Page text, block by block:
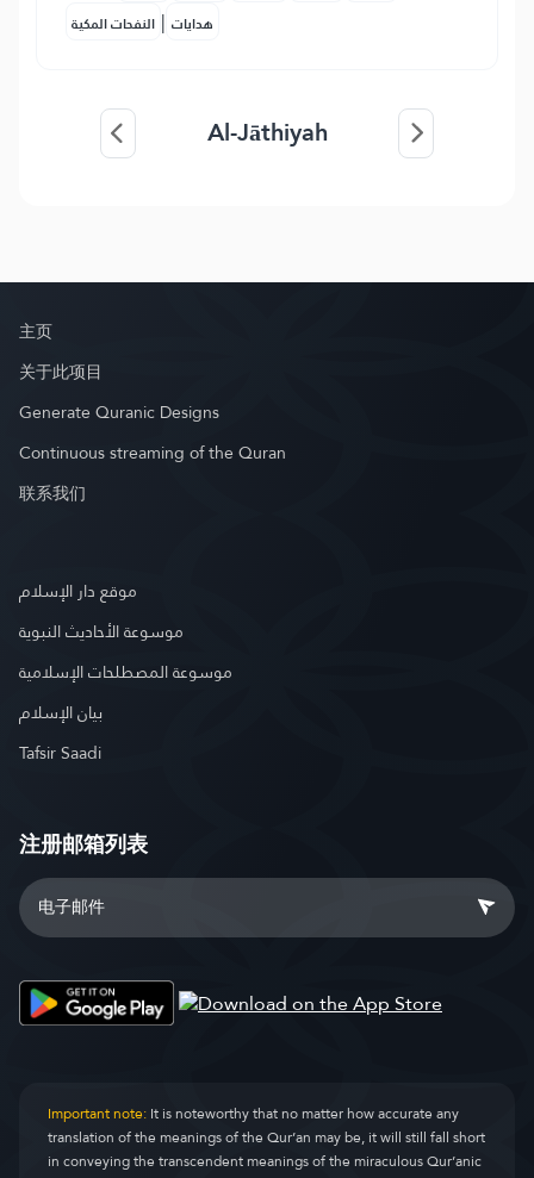
النفحات المكية | هدايات
Al-Jāthiyah
主页
关于此项目
Generate Quranic Designs
Continuous streaming of the Quran
联系我们
موقع دار الإسلام
موسوعة الأحاديث النبوية
موسوعة المصطلحات الإسلامية
بيان الإسلام
Tafsir Saadi
注册邮箱列表
Important note:It is noteworthy that no matter how accurate any
translation of the meanings of the Qur’an may be, it will still fall short
in conveying the transcendent meanings of the miraculous Qur’anic